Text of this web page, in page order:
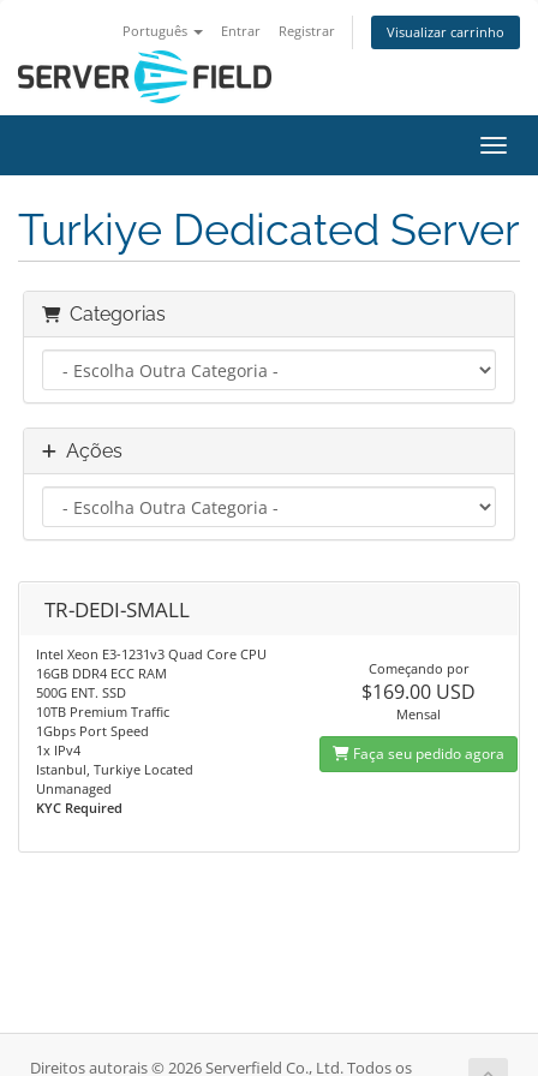
Português Entrar Registrar Visualizar carrinho
Turkiye Dedicated Server
Categorias
Ações
TR-DEDI-SMALL
Intel Xeon E3-1231v3 Quad Core CPU
16GB DDR4 ECC RAM
500G ENT. SSD
10TB Premium Traffic
1Gbps Port Speed
1x IPv4
Istanbul, Turkiye Located
Unmanaged
KYC Required
Começando por
$169.00 USD
Mensal
Faça seu pedido agora
Direitos autorais © 2026 Serverfield Co., Ltd. Todos os